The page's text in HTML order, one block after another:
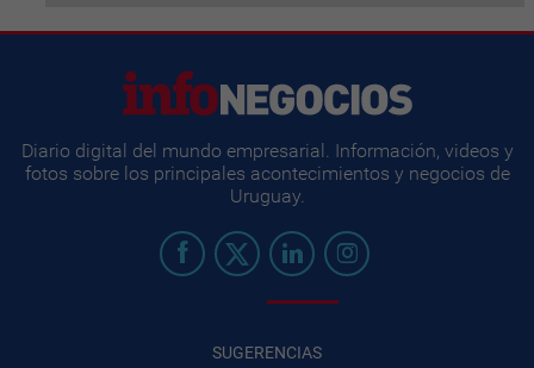
Diario digital del mundo empresarial. Información, videos y
fotos sobre los principales acontecimientos y negocios de
Uruguay.
SUGERENCIAS